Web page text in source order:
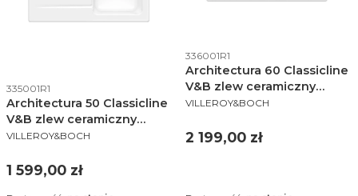
Kod produktu
335001R1
Architectura 50 Classicline
V&B zlew ceramiczny
510x860 KM white alpin
PRODUCENT
VILLEROY&BOCH
Cena
1 599,00 zł
Kod produktu
336001R1
Architectura 60 Classicline
V&B zlew ceramiczny
510x1000 KM white alpin
PRODUCENT
VILLEROY&BOCH
Cena
2 199,00 zł